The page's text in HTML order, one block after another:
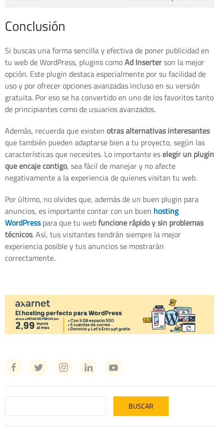
Conclusión
Si buscas una forma sencilla y efectiva de poner publicidad en
tu web de WordPress, plugins comoAd Inserterson la mejor
opción. Este plugin destaca especialmente por su facilidad de
uso y por ofrecer opciones avanzadas incluso en su versión
gratuita. Por eso se ha convertido en uno de los favoritos tanto
de principiantes como de usuarios avanzados.
Además, recuerda que existenotras alternativas interesantes
que también pueden adaptarse bien a tu proyecto, según las
características que necesites. Lo importante eselegir un plugin
que encaje contigo, sea fácil de manejar y no afecte
negativamente a la experiencia de quienes visitan tu web.
Por último, no olvides que, además de un buen plugin para
anuncios, es importante contar con un buen hosting
WordPresspara que tu webfuncione rápido y sin problemas
técnicos. Así, tus visitantes tendrán siempre la mejor
experiencia posible y tus anuncios se mostrarán
correctamente.